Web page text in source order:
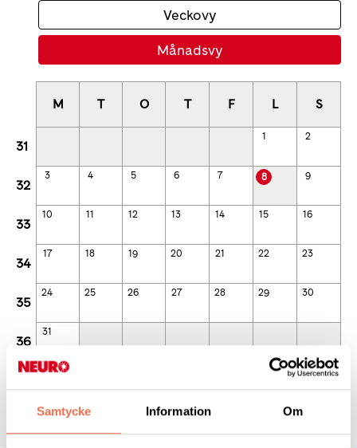
Samtycke Information Om
Veckovy
Månadsvy
M T O T F L S
31
1 2
32
3 4 5 6 7 8 9
33
10 11 12 13 14 15 16
34
17 18 19 20 21 22 23
35
24 25 26 27 28 29 30
36
31
Dagar som är fetmarkerade och med färg-prick har aktiviteter.
Klicka på en dag för att se dessa aktiviteter.